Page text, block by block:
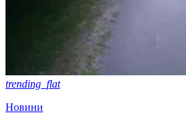
trending_flat
Новини